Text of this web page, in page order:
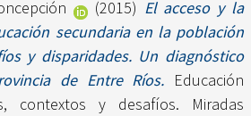
(2015) El acceso y la
secundaria en la población
y disparidades. Un diagnóstico
de Entre Ríos. Educación
contextos y desafíos. Miradas